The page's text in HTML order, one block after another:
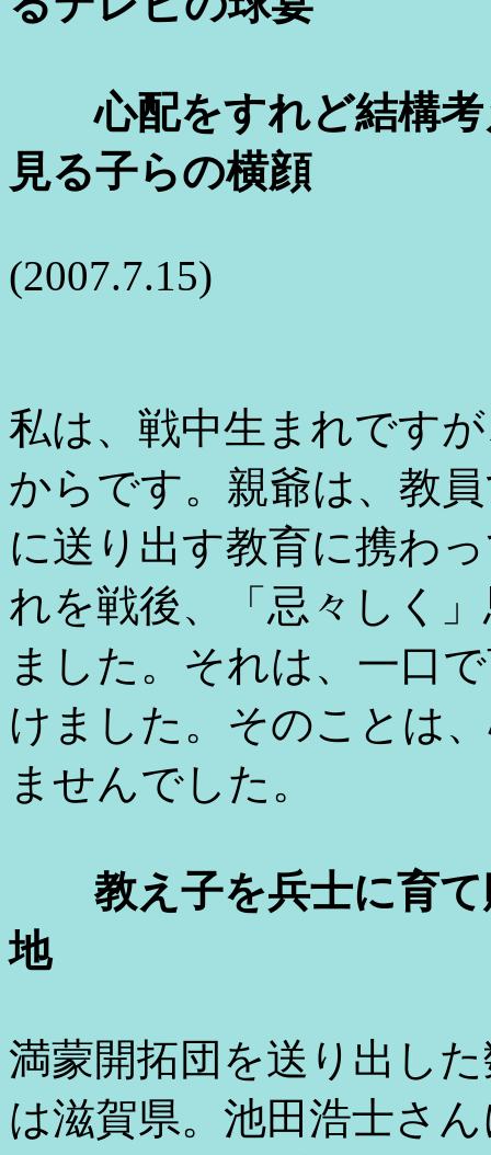
心配をすれど結構考
見る子らの横顔
(2007.7.15)
私は、戦中生まれです
からです。親爺は、教
に送り出す教育に携わ
れを戦後、「忌々しく
ました。それは、一口
けました。そのことは
ませんでした。
教え子を兵士に育
地
満蒙開拓団を送り出し
は滋賀県。池田浩士さ